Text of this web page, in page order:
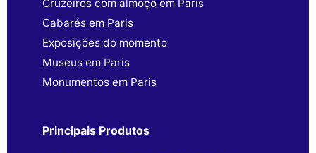
Cruzeiros com almoço em Paris
Cabarés em Paris
Exposições do momento
Museus em Paris
Monumentos em Paris
Principais Produtos